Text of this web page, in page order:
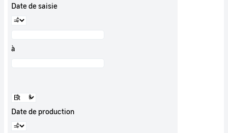
Date de saisie
à
Date de production